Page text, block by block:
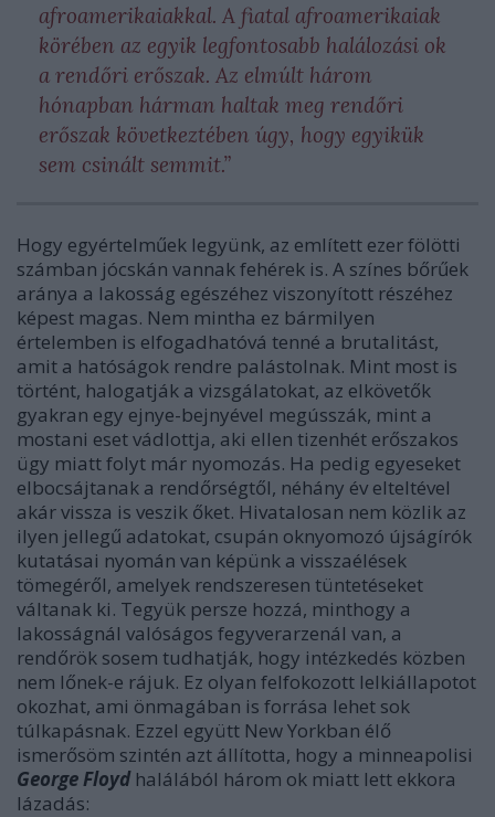
afroamerikaiakkal. A fiatal afroamerikaiak
körében az egyik legfontosabb halálozási ok
a rendőri erőszak. Az elmúlt három
hónapban hárman haltak meg rendőri
erőszak következtében úgy, hogy egyikük
sem csinált semmit.”
Hogy egyértelműek legyünk, az említett ezer fölötti
számban jócskán vannak fehérek is. A színes bőrűek
aránya a lakosság egészéhez viszonyított részéhez
képest magas. Nem mintha ez bármilyen
értelemben is elfogadhatóvá tenné a brutalitást,
amit a hatóságok rendre palástolnak. Mint most is
történt, halogatják a vizsgálatokat, az elkövetők
gyakran egy ejnye-bejnyével megússzák, mint a
mostani eset vádlottja, aki ellen tizenhét erőszakos
ügy miatt folyt már nyomozás. Ha pedig egyeseket
elbocsájtanak a rendőrségtől, néhány év elteltével
akár vissza is veszik őket. Hivatalosan nem közlik az
ilyen jellegű adatokat, csupán oknyomozó újságírók
kutatásai nyomán van képünk a visszaélések
tömegéről, amelyek rendszeresen tüntetéseket
váltanak ki. Tegyük persze hozzá, minthogy a
lakosságnál valóságos fegyverarzenál van, a
rendőrök sosem tudhatják, hogy intézkedés közben
nem lőnek-e rájuk. Ez olyan felfokozott lelkiállapotot
okozhat, ami önmagában is forrása lehet sok
túlkapásnak. Ezzel együtt New Yorkban élő
ismerősöm szintén azt állította, hogy a minneapolisi
George Floydhalálából három ok miatt lett ekkora
lázadás: